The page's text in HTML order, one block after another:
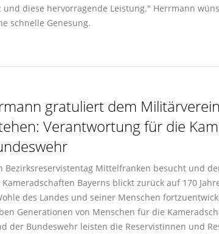
diese hervorragende Leistung." Herrmann
schnelle Genesung.
gratuliert dem
Verantwortung für die
Mittelfranken besucht und
Bayerns blickt zurück auf 170
des Landes und seiner Menschen
Generationen von Menschen für die
der Bundeswehr leisten die Reservistinnen und